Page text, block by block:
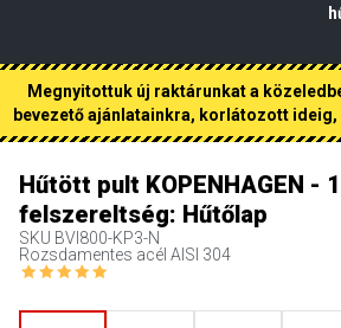
Megnyitottuk új raktárunkat a
bevezető ajánlatainkra, korlátozott
Hűtött pult KOPENHAGEN -
felszereltség: Hűtőlap
SKU BVI800-KP3-N
Rozsdamentes acél AISI 304